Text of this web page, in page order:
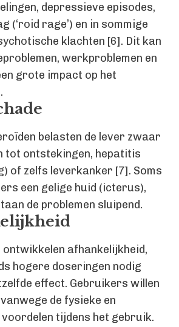
depressieve episodes,
(‘roid rage’) en in sommige
klachten [6]. Dit kan
werkproblemen en
grote impact op het
belasten de lever zwaar
tot ontstekingen, hepatitis
of zelfs leverkanker [7]. Soms
een gelige huid (icterus),
de problemen sluipend.
afhankelijkheid,
hogere doseringen nodig
effect. Gebruikers willen
de fysieke en
tijdens het gebruik.